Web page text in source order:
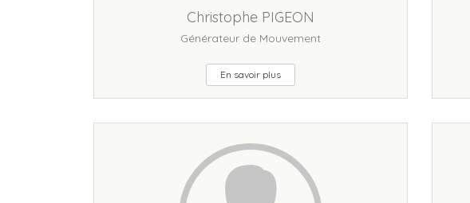
Christophe PIGEON
Générateur de Mouvement
En savoir plus